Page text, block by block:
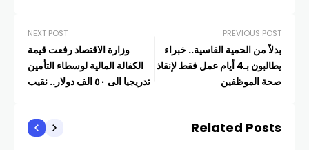
PREVIOUS POST
بدلاً من الحمية القاسية.. خبراء
يطالبون بـ4 أيام عمل فقط لإنقاذ
صحة الموظفين
NEXT POST
وزارة الاقتصاد رفعت قيمة
الكفالة المالية لوسطاء التأمين
تدريجيا الى ٥٠ الف دولار.. نقيب
المصارف
Related Posts